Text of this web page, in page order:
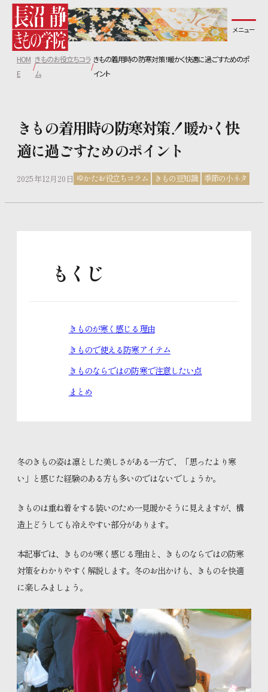
長沼静きもの学院について
コース紹介
無料体験レッスンについて
講師紹介
よくあるご質問
特設コンテンツ
きものをまとう、私の日常。
メニュー
HOM
E
きものお役立ちコラ
ム
きもの着用時の防寒対策！暖かく快適に過ごすためのポ
イント
きもの着用時の防寒対策！暖かく快
適に過ごすためのポイント
2025年12月20日 ゆかたお役立ちコラム きもの豆知識 季節の小ネタ
もくじ
きものが寒く感じる理由
きもので使える防寒アイテム
きものならではの防寒で注意したい点
まとめ
冬のきもの姿は凛とした美しさがある一方で、「思ったより寒
い」と感じた経験のある方も多いのではないでしょうか。
きものは重ね着をする装いのため一見暖かそうに見えますが、構
造上どうしても冷えやすい部分があります。
本記事では、きものが寒く感じる理由と、きものならではの防寒
対策をわかりやすく解説します。冬のお出かけも、きものを快適
に楽しみましょう。